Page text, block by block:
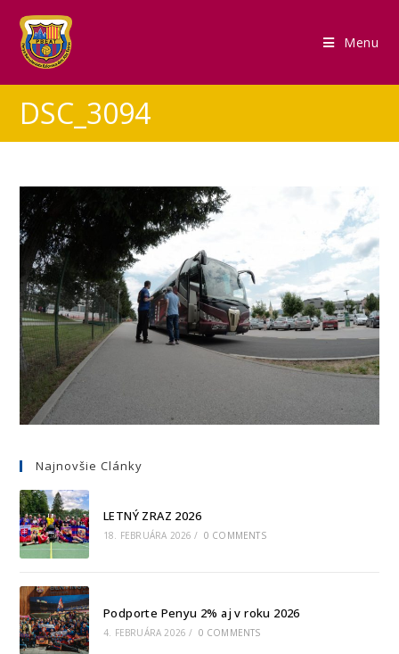
Menu
DSC_3094
Najnovšie Clánky
LETNÝ ZRAZ 2026
18. FEBRUÁRA 2026 / 0 COMMENTS
Podporte Penyu 2% aj v roku 2026
4. FEBRUÁRA 2026 / 0 COMMENTS